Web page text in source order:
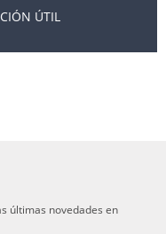
ÚTIL
últimas novedades en